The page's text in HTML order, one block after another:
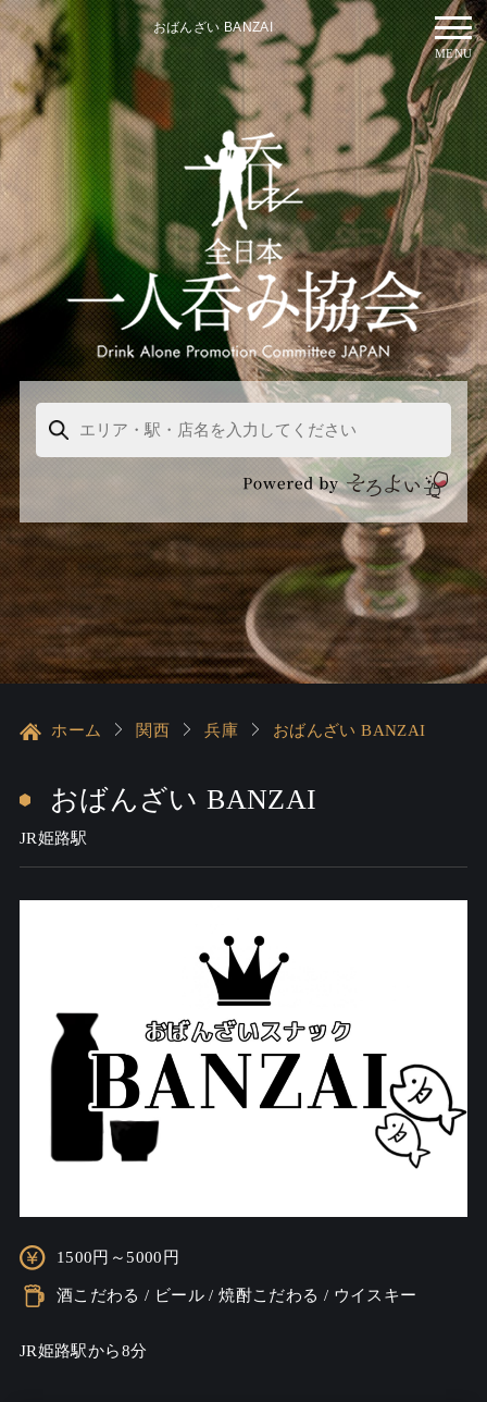
おばんざい BANZAI
MENU
ホーム 関西 兵庫 おばんざい BANZAI
おばんざい BANZAI
JR姫路駅
1500円～5000円
酒こだわる / ビール / 焼酎こだわる / ウイスキー
JR姫路駅から8分